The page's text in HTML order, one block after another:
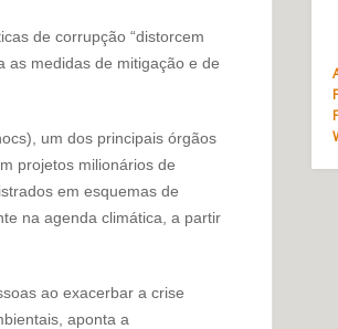
de corrupção “distorcem
as medidas de mitigação e de
um dos principais órgãos
projetos milionários de
em esquemas de
na agenda climática, a partir
ao exacerbar a crise
aponta a